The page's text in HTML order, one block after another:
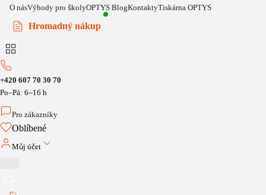
O násVýhody pro školyOPTYS BlogKontaktyTiskárna OPTYS
Hromadný nákup
+420 607 70 30 70
Po–Pá: 6–16 h
Pro zákazníky
Oblíbené
Můj účet